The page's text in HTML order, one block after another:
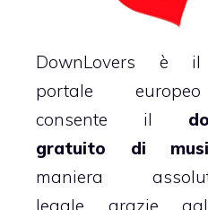
DownLovers è il
portale
consente il
gratuito di
maniera